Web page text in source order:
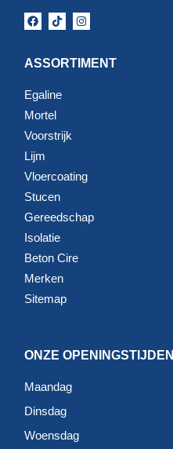
ASSORTIMENT
Egaline
Mortel
Voorstrijk
Lijm
Vloercoating
Stucen
Gereedschap
Isolatie
Beton Cire
Merken
Sitemap
ONZE OPENINGSTIJDEN
Maandag
Dinsdag
Woensdag